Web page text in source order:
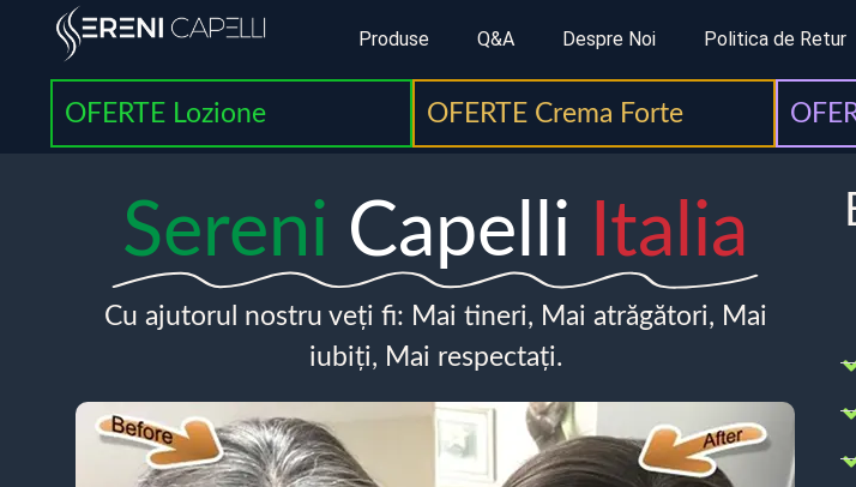
Produse Q&A Despre Noi Politica de Retur
OFERTE Lozione OFERTE Crema Forte
Sereni Capelli Italia
Cu ajutorul nostru veți fi: Mai tineri, Mai atrăgători, Mai
iubiți, Mai respectați.